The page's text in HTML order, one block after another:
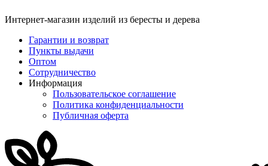
Интернет-магазин изделий из бересты и дерева
Гарантии и возврат
Пункты выдачи
Оптом
Сотрудничество
Информация
Пользовательское соглашение
Политика конфиденциальности
Публичная оферта